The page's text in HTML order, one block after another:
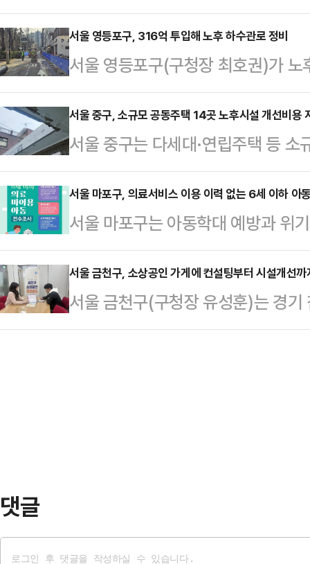
념하는 전시 '김창열, 물방울의 흔
김창열 화가가 실제 작업하던 평창
계에서 중요한 비중을 차지하는 '한
고와 풍부한 일조량을 갖춘 이 공간
적합한 곳이었다.전시에서는 회화
선보인다. 1970년대부터 2010년
서울 영등포구, 316억 투입해 노후 하수관로 정비
서울 영등포구(구청장 최호권)가
방하고 수해로부터 안전한 도시환
업을 본격 추진한다고 20일 밝혔다
과 당산1동 일대로, 총연장 8.4㎞
이다. 구는 노후화와 파손 등으로
물의 흐름을 원활히 하고, 집중호우
규모 공사 시행에 앞서 지난해 12
제 기간 동안 유관기관…
서울 중구, 소규모 공동주택 14곳 노후시설 개선비용
서울 중구는 다세대·연립주택 등
용을 지원하는 '소규모 공동주택 관
종 선정했다고 20일 밝혔다. 선정
원한다.올해 처음 시행하는 이번
9000만원 규모의 지원을 요청하는
통한 1차 정량평가와 현장 조사를
회' 심의를 통해 최종 14개 단지를
침하 등…
서울 마포구, 의료서비스 이용 이력 없는 6세 이하 아
서울 마포구는 아동학대 예방과 위
지 의료서비스 이용 이력이 없는 6
한다고 20일 밝혔다.이번 조사는
잇따라 발생함에 따라 보건복지부
안'에 따라 올해 처음 실시된다.조
서울 금천구, 소상공인 가게에 컨설팅부터 시설개선
서울 금천구(구청장 유성훈)는 경
내 소상공인의 경영 안정과 자립 지
댓글